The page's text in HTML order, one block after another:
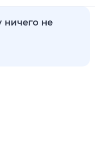
ничего не